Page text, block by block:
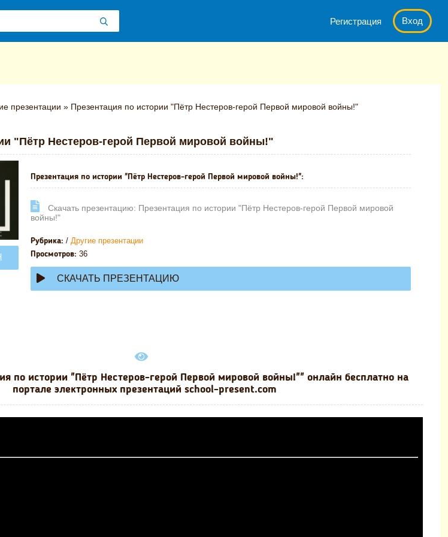
Регистрация Вход
презентации » Презентация по истории "Пётр Нестеров-герой Первой мировой войны!"
"Пётр Нестеров-герой Первой мировой войны!"
Презентация по истории "Пётр Нестеров-герой Первой мировой войны!":
Cкачать презентацию: Презентация по истории "Пётр Нестеров-герой Первой мировой
войны!"
Рубрика: / Другие презентации
Просмотров: 36
СКАЧАТЬ ПРЕЗЕНТАЦИЮ
по истории "Пётр Нестеров-герой Первой мировой войны!"" онлайн бесплатно на
портале электронных презентаций school-present.com